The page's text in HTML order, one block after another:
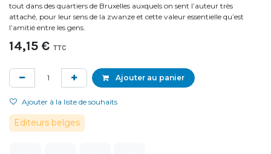
tout dans des quartiers de Bruxelles auxquels on sent l’auteur très
attaché, pour leur sens de la zwanze et cette valeur essentielle qu’est
l’amitié entre les gens.
14,15 € TTC
Ajouter au panier
Ajouter à la liste de souhaits
Editeurs belges